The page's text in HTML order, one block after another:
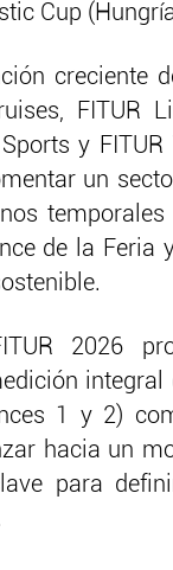
Cup
creciente
FITUR
Sports y
un
temporales
de la Feria
2026
1 y 2)
hacia un
para